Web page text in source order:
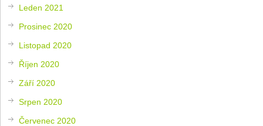
Leden 2021
Prosinec 2020
Listopad 2020
Říjen 2020
Září 2020
Srpen 2020
Červenec 2020